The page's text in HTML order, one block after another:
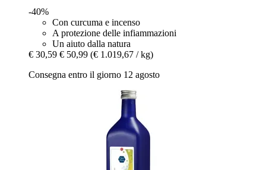
-40%
Con curcuma e incenso
A protezione delle infiammazioni
Un aiuto dalla natura
€ 30,59 € 50,99 (€ 1.019,67 / kg)
Consegna entro il giorno 12 agosto